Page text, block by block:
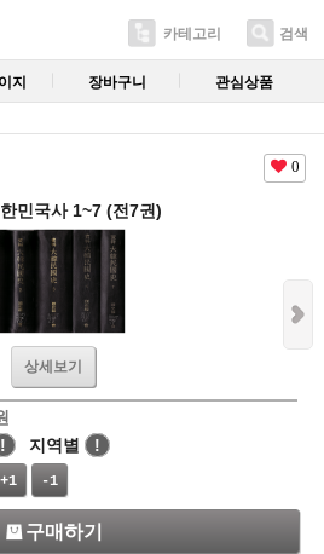
카테고리 검색
지 장바구니 관심상품
0
민국사 1~7 (전7권)
상세보기
! 지역별
!
+1 -1
구매하기